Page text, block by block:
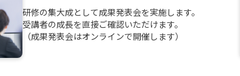
研修の集大成として成果発表会を実施します。
受講者の成長を直接ご確認いただけます。
（成果発表会はオンラインで開催します）